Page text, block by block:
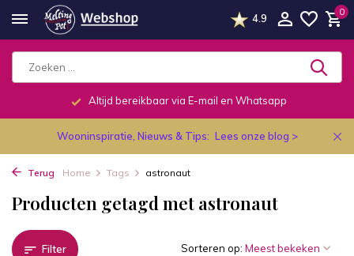
4.9
0
Altijd bereikbaar via E-mail en Whatsapp
Wooninspiratie, Nieuws & Tips: Lees onze blog >
Terug Home Tags astronaut
Producten getagd met astronaut
Filter Sorteren op: